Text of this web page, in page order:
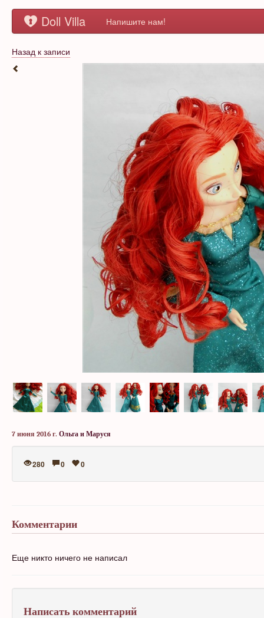
Doll Villa Напишите нам!
Назад к записи
7 июня 2016 г. Ольга и Маруся
280 0 0
Комментарии
Еще никто ничего не написал
Написать комментарий